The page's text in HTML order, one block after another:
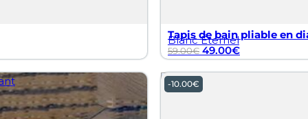
Tapis de bain pliable en
Blanc Éternel
59.00€ 49.00€
-10.00€